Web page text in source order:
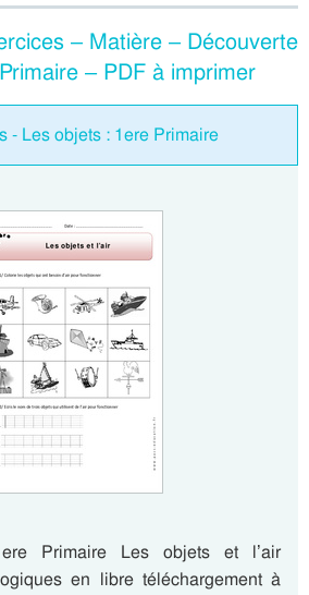
– Matière – Découverte
– PDF à imprimer
- Les objets : 1ere Primaire
Primaire Les objets et l’air
en libre téléchargement à